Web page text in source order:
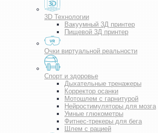
3D Технологии
Вакуумный 3Д принтер
Пищевой 3Д принтер
Очки виртуальной реальности
Спорт и здоровье
Дыхательные тренажеры
Корректор осанки
Мотошлем с гарнитурой
Нейростимуляторы для мозга
Умные глюкометры
Фитнес-трекеры для бега
Шлем с рацией